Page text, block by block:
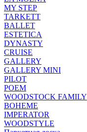
MY STEP
TARKETT
BALLET
ESTETICA
DYNASTY
CRUISE
GALLERY
GALLERY MINI
PILOT
POEM
WOODSTOCK FAMILY
BOHEME
IMPERATOR
WOODSTYLE